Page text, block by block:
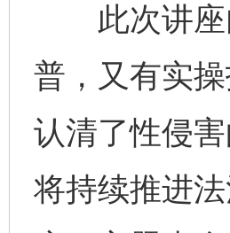
此次讲座
普，又有实
认清了性侵
将持续推进